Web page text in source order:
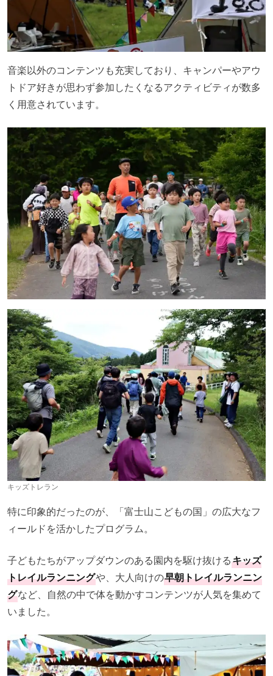
音楽以外のコンテンツも充実しており、キャンパーやアウ
トドア好きが思わず参加したくなるアクティビティが数多
く用意されています。
キッズトレラン
特に印象的だったのが、「富士山こどもの国」の広大なフ
ィールドを活かしたプログラム。
子どもたちがアップダウンのある園内を駆け抜けるキッズ
トレイルランニングや、大人向けの早朝トレイルランニン
グなど、自然の中で体を動かすコンテンツが人気を集めて
いました。